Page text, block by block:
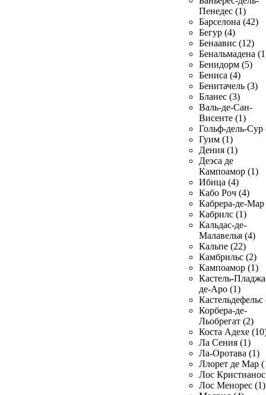
Пенедес (1)
Барселона (42)
Бегур (4)
Бенаавис (12)
Бенальмадена
Бенидорм (5)
Бениса (4)
Бенитачель (3)
Бланес (3)
Валь-де-Сан-
Висенте (1)
Гольф-дель-Сур
Гуим (1)
Дения (1)
Деэса де
Кампоамор (1)
Ибица (4)
Кабо Роч (4)
Кабрера-де-Мар
Кабрилс (1)
Кальдас-де-
Малавелья (4)
Кальпе (22)
Камбрильс (2)
Кампоамор (1)
Кастель-
де-Аро (1)
Кастельдефельс
Корбера-де-
Льобрегат (2)
Коста Адехе
Ла Сения (1)
Ла-Оротава (1)
Ллорет де Мар
Лос
Лос Менорес (1)